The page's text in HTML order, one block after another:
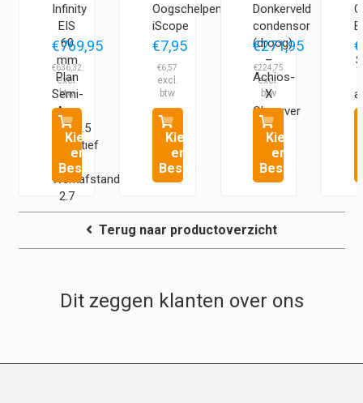
Infinity
EIS
60
mm
Plan
Semi-
Apo
20x/0.5
objectief
–
Werkafstand
2.7
mm
Achios-
€769,95
€636,32
Kies
en
Bestel
Oogschelpen
iScope
€7,95
€6,57
Kies
en
Bestel
Donkerveld
condensor
(droog)
–
Achios-
X
Observer
€271,95
€224,75
Kies
en
Bestel
€
€
Terug naar productoverzicht
Dit zeggen klanten over ons